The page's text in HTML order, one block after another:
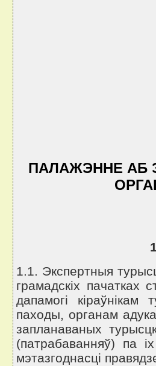
ПАЛАЖЭННЕ АБ
1.1. Экспертныя
грамадскiх пачатках
дапамогi кiраўнiкам
паходы, органам
запланаваных
(патрабаванняў) па
мэтазгоднасцi